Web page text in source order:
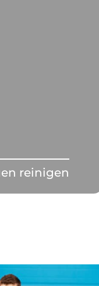
reinigen